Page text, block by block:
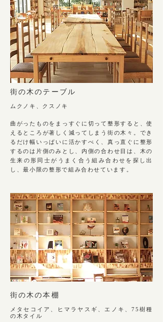
街の木のテーブル
ムクノキ、クスノキ
曲がったものをまっすぐに切って整形すると、使
えるところが著しく減ってしまう街の木々。でき
るだけ幅いっぱ いに活かすべく、真っ直ぐに整形
するのは片側のみとし、内側の合わせ目は、木の
生来の形同士がうまく合う組み合わせを探し出
し、最小限の整形で組み合わせています。
街の木の本棚
メタセコイア、ヒマラヤスギ、エノキ、75樹種
の木タイル